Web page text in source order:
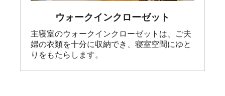
ウォークインクローゼット
主寝室のウォークインクローゼットは、ご夫
婦の衣類を十分に収納でき、寝室空間にゆと
りをもたらします。